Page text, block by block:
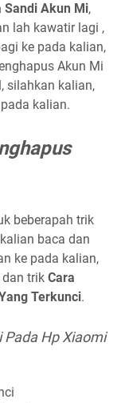
Sandi Akun Mi,
lah kawatir lagi ,
ke pada kalian,
Akun Mi
silahkan kalian,
kalian.
beberapah trik
baca dan
ke pada kalian,
trik Cara
Terkunci.
Pada Hp Xiaomi